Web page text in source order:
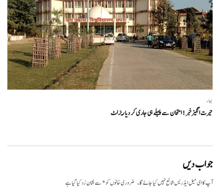
بہار
حیرت انگیزخبر ! امتحان سے پہلے ہی جاری کر دیا ریزلٹ
جواب دیں
آپ کا ای میل ایڈریس شائع نہیں کیا جائے گا۔ ضروری خانوں کو*سے نشان زد کیا گیا ہے